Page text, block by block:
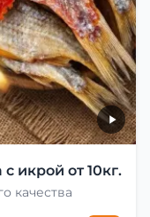
икрой от 10кг.
качества